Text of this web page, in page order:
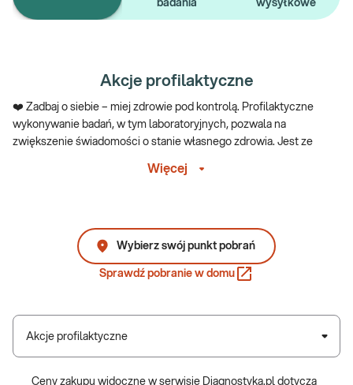
badania
wysyłkowe
Akcje profilaktyczne
❤️ Zadbaj o siebie – miej zdrowie pod kontrolą. Profilaktyczne
wykonywanie badań, w tym laboratoryjnych, pozwala na
zwiększenie świadomości o stanie własnego zdrowia. Jest ze
pozwalającym na wychwycenie pewnych odchyleń jeszcze przed
wystąpienia nieprawidłowości w wynikach badań, pozwala na
szybkie reagowanie, podjęcie wczesnego leczenia, zahamowanie
rozwoju choroby, skuteczne wyleczenie ewentualnych
Akcje profilaktyczne dopasowane do
potrzeb
Więcej
Sprawdź pobranie w domu
Wybierz swój punkt pobrań
Akcje profilaktyczne
Ceny zakupu widoczne w serwisie Diagnostyka.pl dotyczą